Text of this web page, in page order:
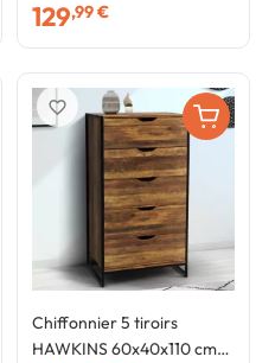
129,99 €
Chiffonnier 5 tiroirs
HAWKINS 60x40x110 cm
favorite_border